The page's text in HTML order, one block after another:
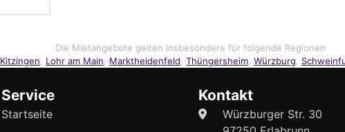
Die Mietangebote gelten insbesondere für folgende Regionen
Kitzingen Lohr am Main Marktheidenfeld Thüngersheim Würzburg
Service
Startseite
Kontakt
Würzburger Str. 30